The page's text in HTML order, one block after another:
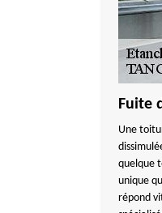
Fuite
Une
quelque
unique
répond